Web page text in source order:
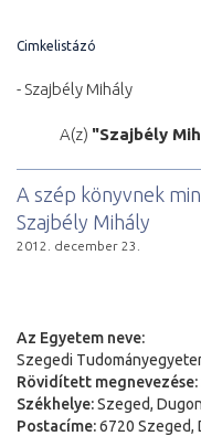
Cimkelistázó
- Szajbély Mihály
A(z) "Szajbély
A szép könyvnek
Szajbély Mihály
2012. december 23.
Az Egyetem neve:
Szegedi
Rövidített megnevezése:
Székhelye:Szeged,
Postacíme:6720 Szeged,